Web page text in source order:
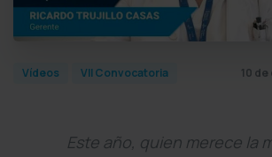
Vídeos VII Convocatoria 10
Este año, quien merece la